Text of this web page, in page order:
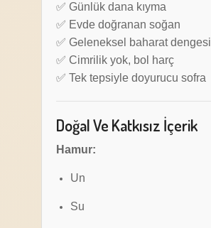
✅ Günlük dana kıyma
✅ Evde doğranan soğan
✅ Geleneksel baharat dengesi
✅ Cimrilik yok, bol harç
✅ Tek tepsiyle doyurucu sofra
Doğal Ve Katkısız İçerik
Hamur:
Un
Su